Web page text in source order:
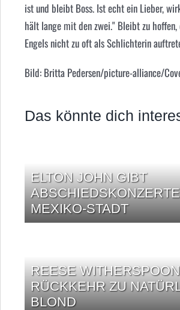
ist und bleibt Boss. Ist echt ein Lieber,
hält lange mit den zwei." Bleibt zu hoffen,
Engels nicht zu oft als Schlichterin
Bild: Britta Pedersen/picture-alliance/
Das könnte dich
ELTON JOHN GIBT
MEXIKO-STADT
REESE
RÜCKKEHR ZU
BLOND